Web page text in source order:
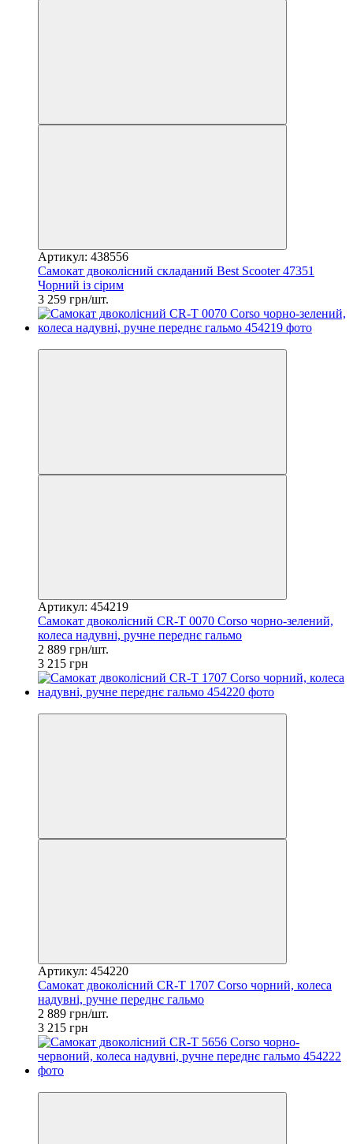
Артикул: 438556
Самокат двоколісний складаний Best Scooter 47351
Чорний із сірим
3 259 грн/шт.
Артикул: 454219
Самокат двоколісний CR-T 0070 Corso чорно-зелений,
колеса надувні, ручне переднє гальмо
2 889 грн/шт.
3 215 грн
Артикул: 454220
Самокат двоколісний CR-T 1707 Corso чорний, колеса
надувні, ручне переднє гальмо
2 889 грн/шт.
3 215 грн